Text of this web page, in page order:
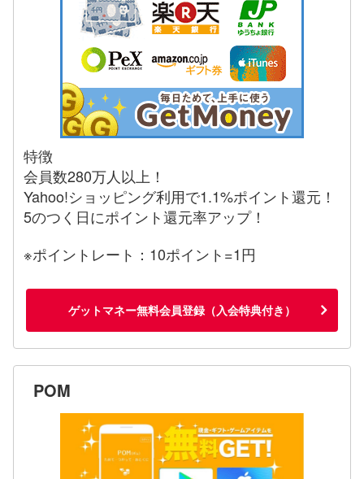
特徴
会員数280万人以上！
Yahoo!ショッピング利用で1.1%ポイント還元！
5のつく日にポイント還元率アップ！
※ポイントレート：10ポイント=1円
ゲットマネー無料会員登録（入会特典付き）
POM